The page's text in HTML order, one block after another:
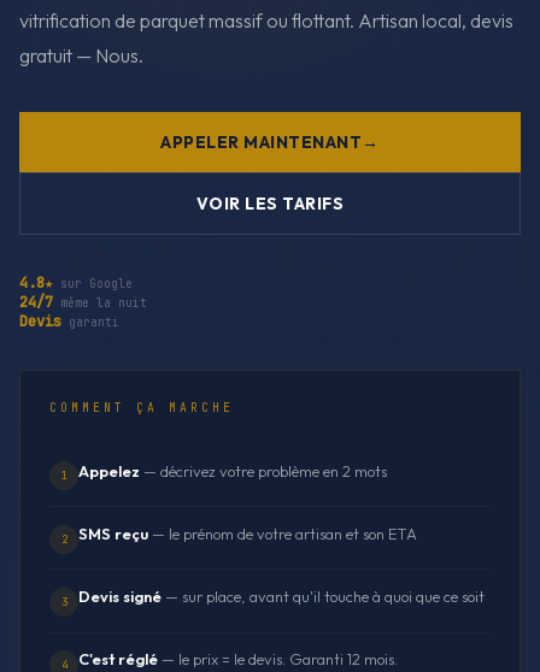
vitrification de parquet massif ou flottant. Artisan local, devis
gratuit — Nous.
APPELER MAINTENANT
VOIR LES TARIFS
4.8★ sur Google
24/7 même la nuit
Devis garanti
COMMENT ÇA MARCHE
1 Appelez — décrivez votre problème en 2 mots
2 SMS reçu — le prénom de votre artisan et son ETA
3 Devis signé — sur place, avant qu'il touche à quoi que ce soit
4 C'est réglé — le prix = le devis. Garanti 12 mois.